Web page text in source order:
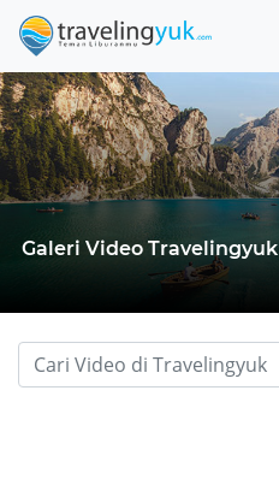
Galeri Video Travelingyuk